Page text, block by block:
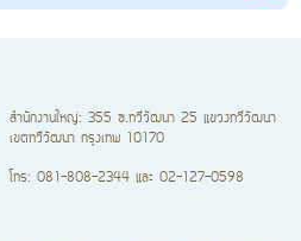
สำนักงานใหญ่: 355 ซ.ทวีวัฒนา 25 แขวงทวีวัฒนา
เขตทวีวัฒนา กรุงเทพ 10170
โทร: 081-808-2344 และ 02-127-0598